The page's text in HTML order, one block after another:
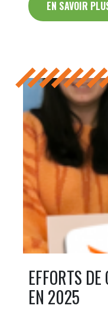
EN SAVOIR
EFFORTS
EN 2025